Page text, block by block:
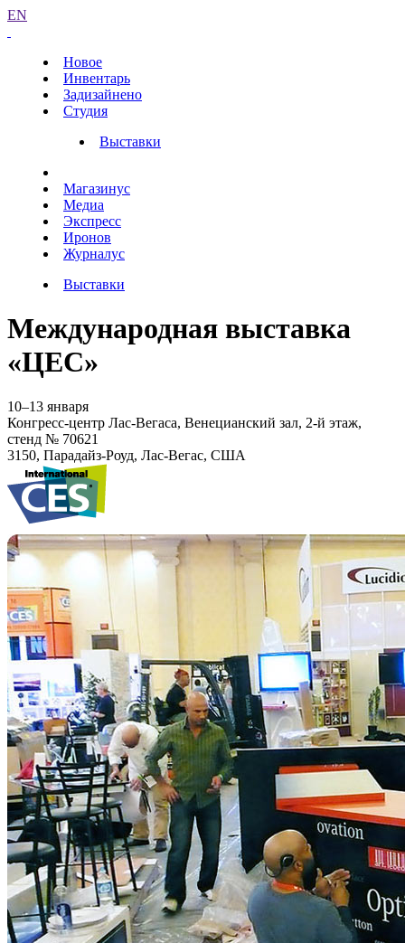
EN
Новое
Инвентарь
Задизайнено
Студия
Выставки
Магазинус
Медиа
Экспресс
Иронов
Журналус
Выставки
Международная выставка
«ЦЕС»
10–13 января
Конгресс-центр Лас-Вегаса, Венецианский зал, 2-й этаж,
стенд № 70621
3150, Парадайз-Роуд, Лас-Вегас, США